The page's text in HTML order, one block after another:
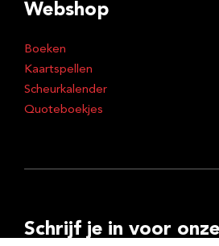
Webshop
Boeken
Kaartspellen
Scheurkalender
Quoteboekjes
Schrijf je in voor